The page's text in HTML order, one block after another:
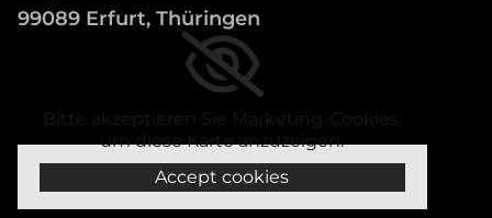
99089 Erfurt, Thüringen
Bitte akzeptieren Sie Marketing-Cookies,
um diese Karte anzuzeigen.
Accept cookies